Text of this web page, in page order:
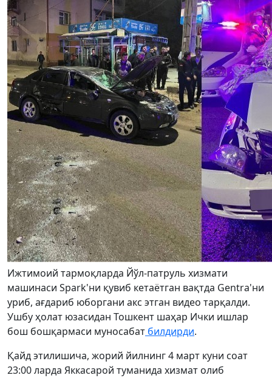
Ижтимоий тармоқларда Йўл-патруль хизмати
машинаси Spark'ни қувиб кетаётган вақтда Gentra'ни
уриб, ағдариб юборгани акс этган видео тарқалди.
Ушбу ҳолат юзасидан Тошкент шаҳар Ички ишлар
бош бошқармаси муносабат билдирди.
Қайд этилишича, жорий йилнинг 4 март куни соат
23:00 ларда Яккасарой туманида хизмат олиб